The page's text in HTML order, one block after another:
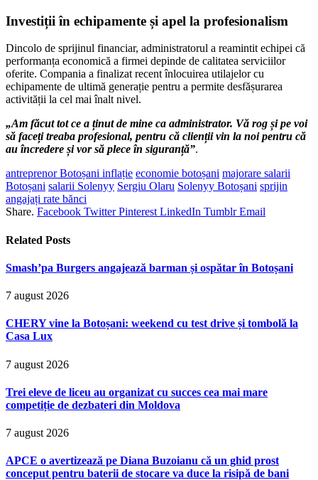
Investiții în echipamente și apel la profesionalism
Dincolo de sprijinul financiar, administratorul a reamintit echipei că
performanța economică a firmei depinde de calitatea serviciilor
oferite. Compania a finalizat recent înlocuirea utilajelor cu
echipamente de ultimă generație pentru a permite desfășurarea
activității la cel mai înalt nivel.
„Am făcut tot ce a ținut de mine ca administrator. Vă rog și pe voi
să faceți treaba profesional, pentru că clienții vin la noi pentru că
au încredere și vor să plece în siguranță”.
antreprenor Botoșani inflație economie botoșani majorare salarii
Botoșani salarii Solenyy Sergiu Olaru Solenyy Botoșani sprijin
angajați rate bănci
Share. Facebook Twitter Pinterest LinkedIn Tumblr Email
Related Posts
Smash’pa Burgers angajează barman și ospătar în Botoșani
7 august 2026
CHERY vine la Botoșani: weekend cu test drive și tombolă la
Casa Lux
7 august 2026
Trei eleve de liceu au organizat cu succes cea mai mare
competiție de dezbateri din Moldova
7 august 2026
APCE o avertizează pe Diana Buzoianu că un ghid prost
conceput pentru baterii de stocare va duce la risipă de bani